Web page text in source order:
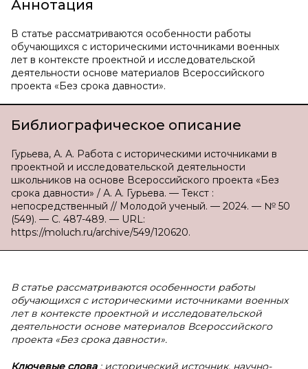
Аннотация
В статье рассматриваются особенности работы
обучающихся с историческими источниками военных
лет в контексте проектной и исследовательской
деятельности основе материалов Всероссийского
проекта «Без срока давности».
Библиографическое описание
Гурьева, А. А. Работа с историческими источниками в
проектной и исследовательской деятельности
школьников на основе Всероссийского проекта «Без
срока давности» / А. А. Гурьева. — Текст :
непосредственный // Молодой ученый. — 2024. — № 50
(549). — С. 487-489. — URL:
https://moluch.ru/archive/549/120620.
В статье рассматриваются особенности работы
обучающихся с историческими источниками военных
лет в контексте проектной и исследовательской
деятельности основе материалов Всероссийского
проекта «Без срока давности».
Ключевые слова : исторический источник, научно-